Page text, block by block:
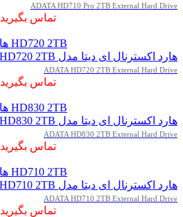
ADATA HD710 Pro 2TB External Hard Drive
تماس بگیرید
هارد اکسترنال ای دیتا مدل HD720 2TB
ADATA HD720 2TB External Hard Drive
تماس بگیرید
هارد اکسترنال ای دیتا مدل HD830 2TB
ADATA HD830 2TB External Hard Drive
تماس بگیرید
هارد اکسترنال ای دیتا مدل HD710 2TB
ADATA HD710 2TB External Hard Drive
تماس بگیرید